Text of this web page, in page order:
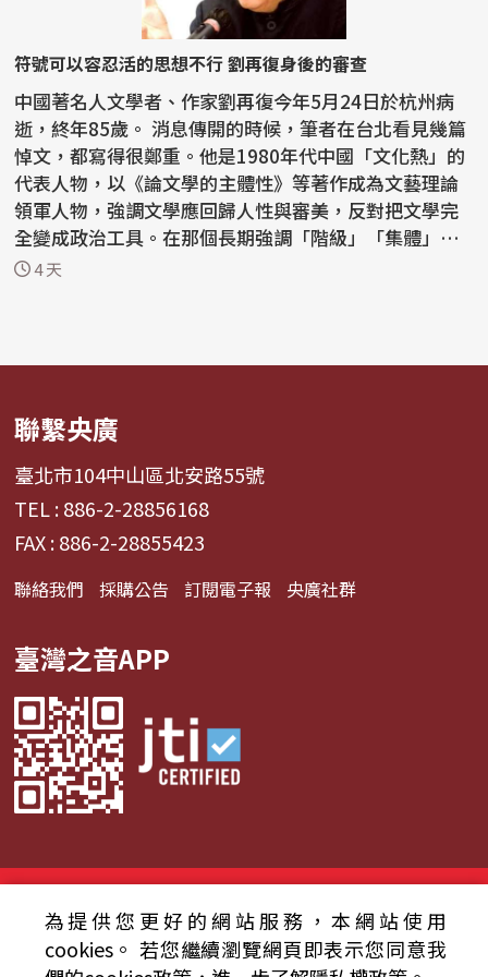
符號可以容忍活的思想不行 劉再復身後的審查
中國著名人文學者、作家劉再復今年5月24日於杭州病
逝，終年85歲。 消息傳開的時候，筆者在台北看見幾篇
悼文，都寫得很鄭重。他是1980年代中國「文化熱」的
代表人物，以《論文學的主體性》等著作成為文藝理論
領軍人物，強調文學應回歸人性與審美，反對把文學完
全變成政治工具。在那個長期強調「階級」「集體」
「革命敘...
4 天
聯繫央廣
臺北市104中山區北安路55號
TEL : 886-2-28856168
FAX : 886-2-28855423
聯絡我們 採購公告 訂閱電子報 央廣社群
臺灣之音APP
資通安全政策聲明
服務條款 隱私權條款
為提供您更好的網站服務，本網站使用
cookies。 若您繼續瀏覽網頁即表示您同意我